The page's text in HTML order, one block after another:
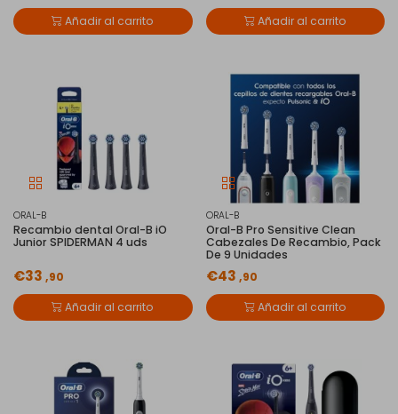
Añadir al carrito Añadir al carrito
ORAL-B
Recambio dental Oral-B iO
Junior SPIDERMAN 4 uds
€33 ,90
Añadir al carrito
ORAL-B
Oral-B Pro Sensitive Clean
Cabezales De Recambio, Pack
De 9 Unidades
€43 ,90
Añadir al carrito